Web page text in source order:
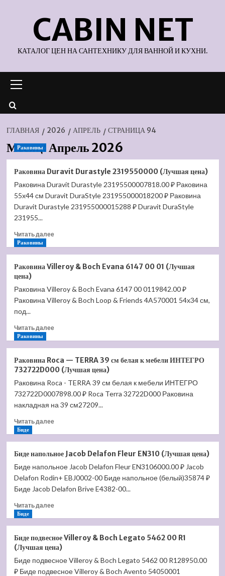
содержимомуCABIN NET
КАТАЛОГ ЦЕН НА САНТЕХНИКУ ДЛЯ ВАННОЙ И КУХНИ.
меню
ГЛАВНАЯ 2026 АПРЕЛЬ СТРАНИЦА 94
Месяц:Апрель 2026
Раковины
Раковина Duravit Durastyle 2319550000 (Лучшая цена)
Раковина Duravit Durastyle 23195500007818.00 ₽ Раковина
55x44 см Duravit DuraStyle 231955000018200 ₽ Раковина
Duravit Durastyle 231955000015288 ₽ Duravit DuraStyle
231955...
Читать далееПрочитать
Раковина
Duravit
2319550000
(Лучшая
Раковины
Раковина Villeroy & Boch Evana 6147 00 01 (Лучшая
цена)
Раковина Villeroy & Boch Evana 6147 00 0119842.00 ₽
Раковина Villeroy & Boch Loop & Friends 4A570001 54х34 см,
под...
Читать далееПрочитать
Villeroy
&
Boch
Evana
6147
01
цена)
Раковины
Раковина Roca — TERRA 39 см белая к мебели ИНТЕГРО
732722D000 (Лучшая цена)
Раковина Roca - TERRA 39 см белая к мебели ИНТЕГРО
732722D0007898.00 ₽ Roca Terra 32722D000 Раковина
накладная на 39 см27209...
Читать далееПрочитать
Roca
—
TERRA
39
белая
мебели
ИНТЕГРО
732722D000
цена)
Биде
Биде напольное Jacob Delafon Fleur EN310 (Лучшая цена)
Биде напольное Jacob Delafon Fleur EN3106000.00 ₽ Jacob
Delafon Rodin+ EBJ0002-00 Биде напольное (белый)35874 ₽
Биде Jacob Delafon Brive E4382-00...
Читать далееПрочитать
Биде
напольное
Jacob
Delafon
Fleur
Биде
Биде подвесное Villeroy & Boch Legato 5462 00 R1
(Лучшая цена)
Биде подвесное Villeroy & Boch Legato 5462 00 R128950.00
₽ Биде подвесное Villeroy & Boch Avento 54050001